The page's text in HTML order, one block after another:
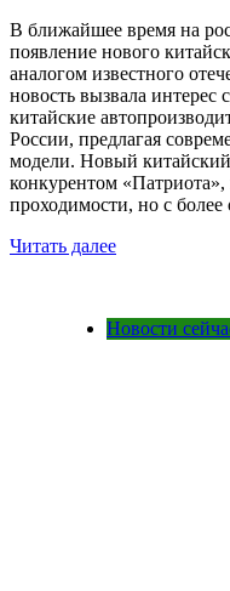
В ближайшее время на
появление нового
аналогом известного
новость вызвала интерес
китайские
России, предлагая
модели. Новый
конкурентом
проходимости, но с
Читать далее
Новости